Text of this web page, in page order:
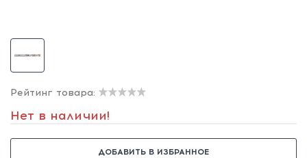
Рейтинг товара:
Нет в наличии!
ДОБАВИТЬ В ИЗБРАННОЕ